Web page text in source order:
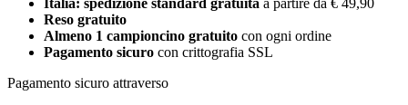
Italia: spedizione standard gratuita a partire da € 49,90
Reso gratuito
Almeno 1 campioncino gratuito con ogni ordine
Pagamento sicuro con crittografia SSL
Pagamento sicuro attraverso